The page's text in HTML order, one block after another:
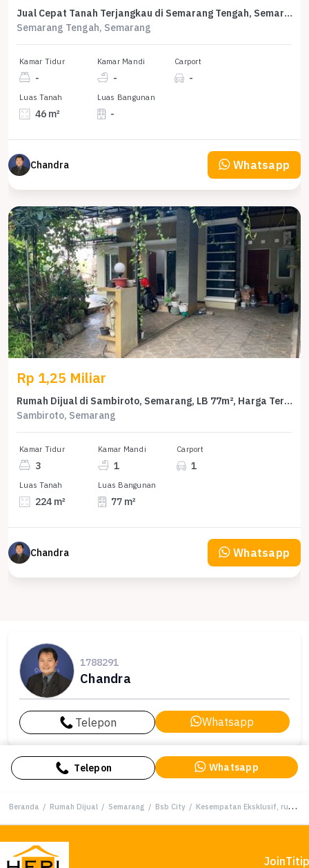
Jual Cepat Tanah Terjangkau di Semarang Tengah, Semarang, LT 46m²
Semarang Tengah, Semarang
Kamar Tidur
-
Kamar Mandi
-
Carport
-
Luas Tanah
46 m²
Luas Bangunan
-
Chandra Whatsapp
Rp 1,25 Miliar
Rumah Dijual di Sambiroto, Semarang, LB 77m², Harga Terbaik!
Sambiroto, Semarang
Kamar Tidur
3
Kamar Mandi
1
Carport
1
Luas Tanah
224 m²
Luas Bangunan
77 m²
Chandra Whatsapp
1788291
Chandra
Telepon Whatsapp
Telepon Whatsapp
Beranda / Rumah Dijual / Semarang / Bsb City / Kesempatan Eksklusif, rumah Mewah di BSB City, Semarang, LB 350m²
Join